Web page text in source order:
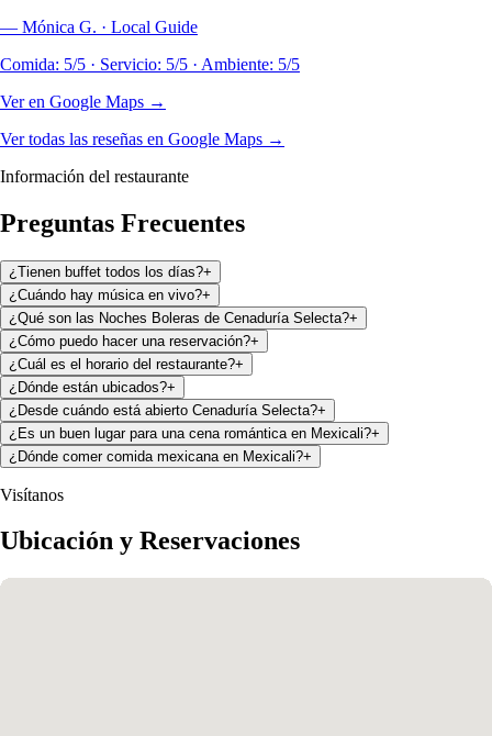
— Mónica G. · Local Guide
Comida: 5/5 · Servicio: 5/5 · Ambiente: 5/5
Ver en Google Maps →
Ver todas las reseñas en Google Maps →
Información del restaurante
Preguntas Frecuentes
¿Tienen buffet todos los días?+
¿Cuándo hay música en vivo?+
¿Qué son las Noches Boleras de Cenaduría Selecta?+
¿Cómo puedo hacer una reservación?+
¿Cuál es el horario del restaurante?+
¿Dónde están ubicados?+
¿Desde cuándo está abierto Cenaduría Selecta?+
¿Es un buen lugar para una cena romántica en Mexicali?+
¿Dónde comer comida mexicana en Mexicali?+
Visítanos
Ubicación y Reservaciones